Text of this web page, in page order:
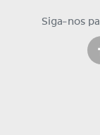
Siga-nos